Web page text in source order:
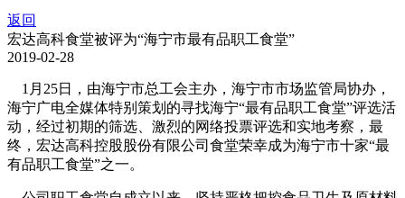
返回
宏达高科食堂被评为“海宁市最有品职工食堂”
2019-02-28
1月25日，由海宁市总工会主办，海宁市市场监管局协办，
海宁广电全媒体特别策划的寻找海宁“最有品职工食堂”评选活
动，经过初期的筛选、激烈的网络投票评选和实地考察，最
终，宏达高科控股股份有限公司食堂荣幸成为海宁市十家“最
有品职工食堂”之一。